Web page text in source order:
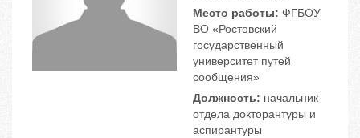
Место работы: ФГБОУ
ВО «Ростовский
государственный
университет путей
сообщения»
Должность: начальник
отдела докторантуры и
аспирантуры